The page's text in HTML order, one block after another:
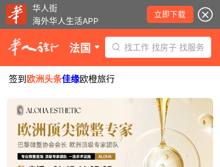
华人街
海外华人生活APP
立即下载
法国 找工作 找房子 找服务
签到 欧洲头条佳缘欧橙旅行